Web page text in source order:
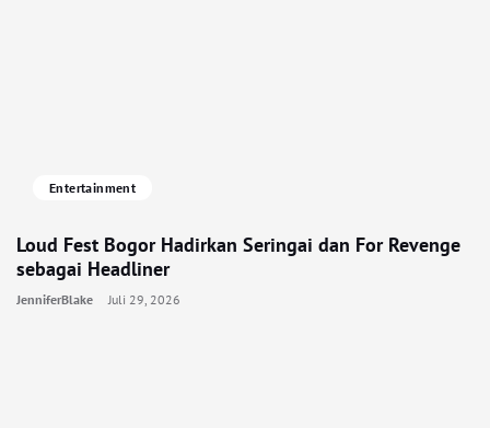
Entertainment
Loud Fest Bogor Hadirkan Seringai dan For Revenge
sebagai Headliner
JenniferBlake Juli 29, 2026